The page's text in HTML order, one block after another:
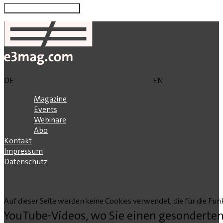
DE
EN
Magazine
Events
Webinare
Abo
Kontakt
Impressum
Datenschutz
Auf dieser Seite werden keine Cookies verwendet, die für die
YouTube-Videos, wo Sie einen